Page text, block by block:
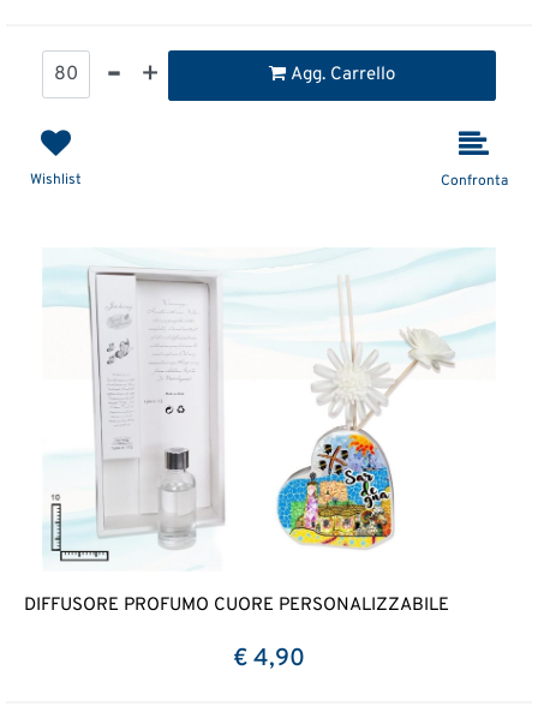
Quantità
Agg. Carrello
Wishlist Confronta
DIFFUSORE PROFUMO CUORE PERSONALIZZABILE
€ 4,90